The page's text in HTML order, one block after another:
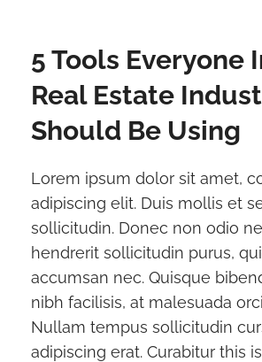
5 Tools Everyone
Real Estate
Should Be Using
Lorem ipsum dolor sit amet,
adipiscing elit. Duis mollis et
sollicitudin. Donec non odio
hendrerit sollicitudin purus,
accumsan nec. Quisque
nibh facilisis, at malesuada
Nullam tempus sollicitudin
adipiscing erat. Curabitur this